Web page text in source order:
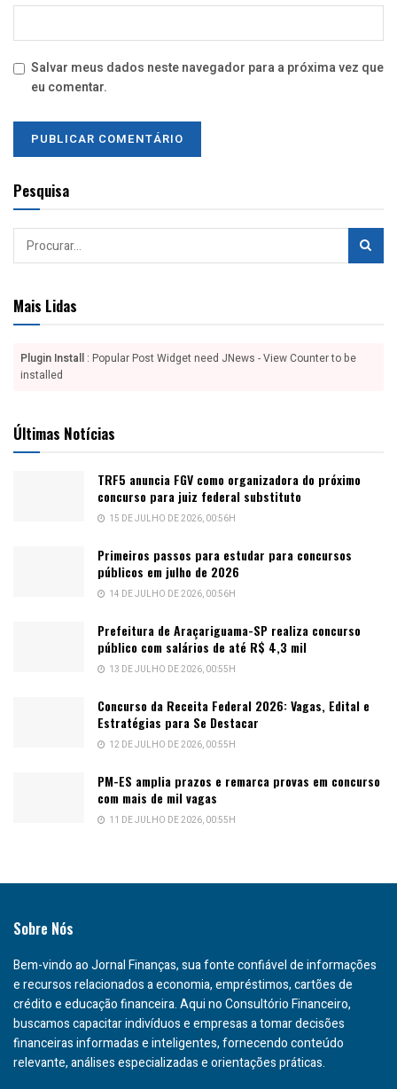
Salvar meus dados neste navegador para a próxima vez que
eu comentar.
Pesquisa
Mais Lidas
Plugin Install : Popular Post Widget need JNews - View Counter to be
installed
Últimas Notícias
TRF5 anuncia FGV como organizadora do próximo
concurso para juiz federal substituto
15 DE JULHO DE 2026, 00:56H
Primeiros passos para estudar para concursos
públicos em julho de 2026
14 DE JULHO DE 2026, 00:56H
Prefeitura de Araçariguama-SP realiza concurso
público com salários de até R$ 4,3 mil
13 DE JULHO DE 2026, 00:55H
Concurso da Receita Federal 2026: Vagas, Edital e
Estratégias para Se Destacar
12 DE JULHO DE 2026, 00:55H
PM-ES amplia prazos e remarca provas em concurso
com mais de mil vagas
11 DE JULHO DE 2026, 00:55H
Sobre Nós
Bem-vindo ao Jornal Finanças, sua fonte confiável de informações
e recursos relacionados a economia, empréstimos, cartões de
crédito e educação financeira. Aqui no Consultório Financeiro,
buscamos capacitar indivíduos e empresas a tomar decisões
financeiras informadas e inteligentes, fornecendo conteúdo
relevante, análises especializadas e orientações práticas.